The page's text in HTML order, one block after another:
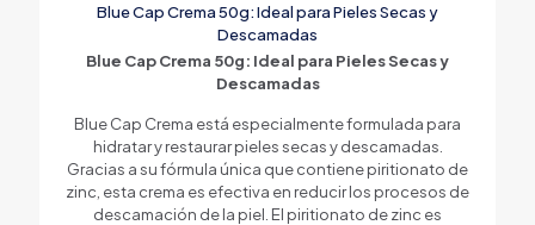
Blue Cap Crema 50g: Ideal para Pieles Secas y
Descamadas
Blue Cap Crema 50g: Ideal para Pieles Secas y
Descamadas
Blue Cap Crema está especialmente formulada para
hidratar y restaurar pieles secas y descamadas.
Gracias a su fórmula única que contiene piritionato de
zinc, esta crema es efectiva en reducir los procesos de
descamación de la piel. El piritionato de zinc es